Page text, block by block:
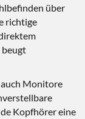
über
richtige
beugt
auch Monitore
Kopfhörer eine